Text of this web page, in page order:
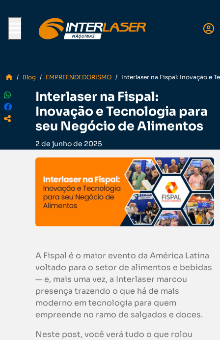
Menu
Blog EMPREENDEDORISMO Interlaser na Fispal: Inovação e
Interlaser na Fispal:
Inovação e Tecnologia para
seu Negócio de Alimentos
2 de junho de 2025
A Fispal é o maior evento da América Latina
voltado para o setor de alimentos e bebidas
— e, mais uma vez, a Interlaser marcou
presença trazendo o que há de mais
moderno em tecnologia para quem
empreende no ramo de salgados e doces.
Neste post, você verá tudo o que rolou